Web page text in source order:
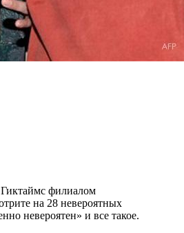
Гиктаймс филиалом
на 28 невероятных
невероятен» и все такое.